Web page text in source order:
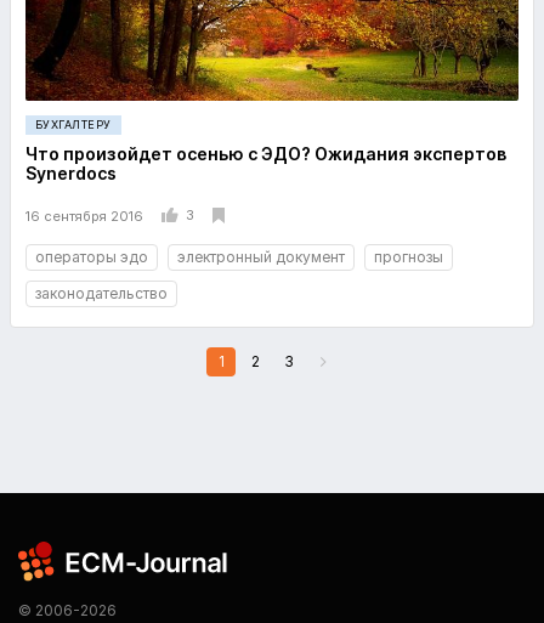
БУХГАЛТЕРУ
Что произойдет осенью с ЭДО? Ожидания экспертов
Synerdocs
16 сентября 2016 3
операторы эдо электронный документ
прогнозы
законодательство
1 2 3
© 2006-2026